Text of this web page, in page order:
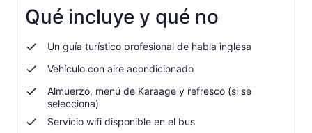
por
Qué incluye y qué no
Un guía turístico profesional de habla inglesa
Vehículo con aire acondicionado
Almuerzo, menú de Karaage y refresco (si se
selecciona)
Servicio wifi disponible en el bus